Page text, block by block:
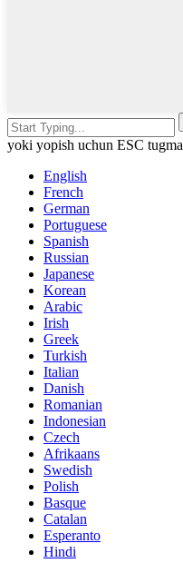
yoki yopish uchun ESC
English
French
German
Portuguese
Spanish
Russian
Japanese
Korean
Arabic
Irish
Greek
Turkish
Italian
Danish
Romanian
Indonesian
Czech
Afrikaans
Swedish
Polish
Basque
Catalan
Esperanto
Hindi